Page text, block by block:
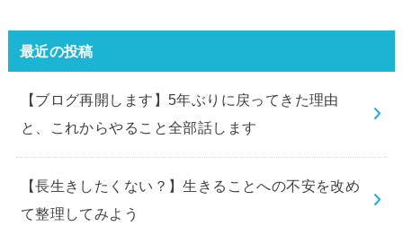
最近の投稿
【ブログ再開します】5年ぶりに戻ってきた理由
と、これからやること全部話します
【長生きしたくない？】生きることへの不安を改め
て整理してみよう